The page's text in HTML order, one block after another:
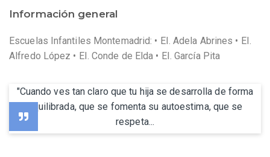
Información general
Escuelas Infantiles Montemadrid: • EI. Adela Abrines • EI.
Alfredo López • EI. Conde de Elda • EI. García Pita
"Cuando ves tan claro que tu hija se desarrolla de forma
equilibrada, que se fomenta su autoestima, que se
respeta...